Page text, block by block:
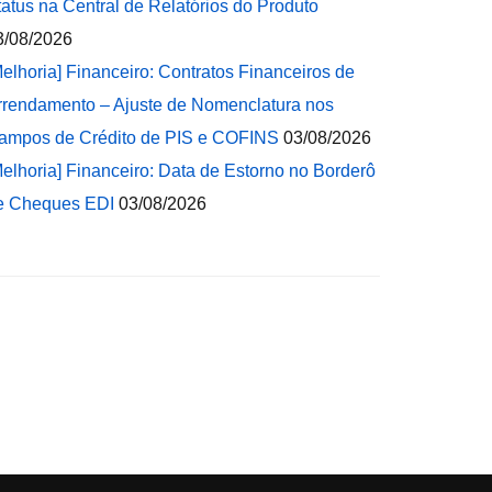
na Central de Relatórios do Produto
08/2026
Financeiro: Contratos Financeiros de
– Ajuste de Nomenclatura nos
de Crédito de PIS e COFINS 03/08/2026
Financeiro: Data de Estorno no Borderô
Cheques EDI 03/08/2026